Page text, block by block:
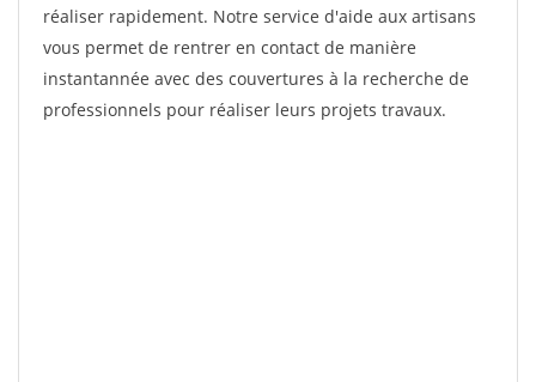
réaliser rapidement. Notre service d'aide aux artisans
vous permet de rentrer en contact de manière
instantannée avec des couvertures à la recherche de
professionnels pour réaliser leurs projets travaux.